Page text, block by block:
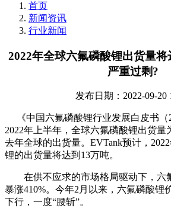
首页
新闻资讯
行业新闻
2022年全球六氟磷酸锂出货量
严重过剩?
发布日期：2022-09-20
《中国六氟磷酸锂行业发展白皮书（
2022年上半年，全球六氟磷酸锂出货量
去年全球的出货量。EVTank预计，
锂的出货量将达到13万吨。
在供不应求的市场格局驱动下，六
暴涨410%。今年2月以来，六氟磷酸锂
下行，一度“腰斩”。